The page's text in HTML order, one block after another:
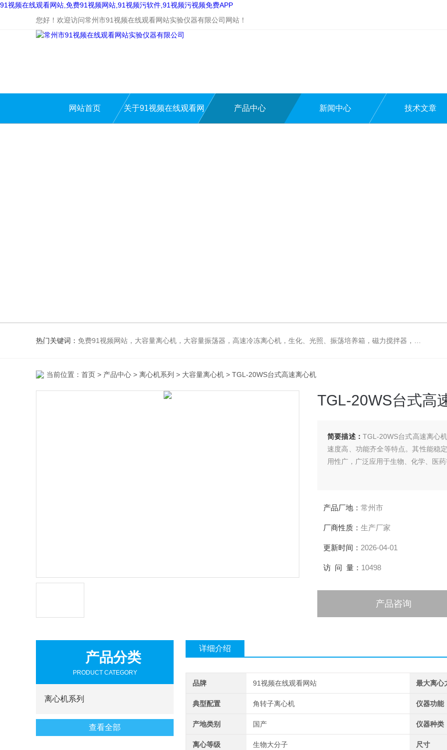
91视频在线观看网站,免费91视频网站,91视频污软件,91视频污视频免费APP
您好！欢迎访问常州市91视频在线观看网站实验仪器有限公司网站！
网站首页 关于91视频在线观看网 产品中心 新闻中心 技术文章
热门关键词： 免费91视频网站，大容量离心机，大容量振荡器，高速冷冻离心机，生化、光照、振荡培养箱，磁力搅拌器，电动搅拌器，大功率电动搅拌器，强力恒速电动搅拌器，水浴锅，油浴锅，油浴，石英亚沸蒸馏水器，箱式电阻炉，不锈钢真空干燥箱
当前位置： 首页 > 产品中心 > 离心机系列 > 大容量离心机 > TGL-20WS台式高速离心机
TGL-20WS台式高
简要描述： TGL-20WS台式高速离心
速度高、功能齐全等特点。其性能稳
用性广，广泛应用于生物、化学、医
产品厂地： 常州市
厂商性质： 生产厂家
更新时间： 2026-04-01
访 问 量： 10498
产品咨询
产品分类
PRODUCT CATEGORY
离心机系列
查看全部
详细介绍
品牌 91视频在线观看网站 最大离心
典型配置 角转子离心机 仪器功能
产地类别 国产 仪器种类
离心等级 生物大分子 尺寸